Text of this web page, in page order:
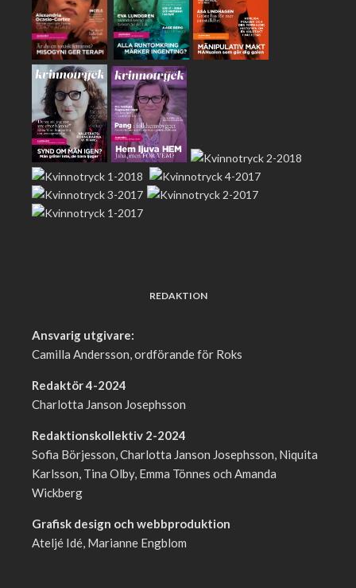
REDAKTION
Ansvarig utgivare:
Camilla Andersson, ordförande för Roks
Redaktör 4-2024
Charlotta Janson Josephsson
Redaktionskollektiv 2-2024
Sofia Börjesson, Charlotta Janson Josephsson, Niquita
Karlsson, Tina Olby, Emma Tönnes och Amanda
Wickberg
Grafisk design och webbproduktion
Ateljé Idé, Marianne Engblom